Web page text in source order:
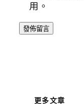
用。
更多文章